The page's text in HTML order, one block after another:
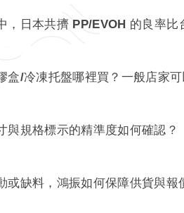
，日本共擠 PP/EVOH 的良率比
盒/冷凍托盤哪裡買？一般店家可
與規格標示的精準度如何確認？
或缺料，鴻振如何保障供貨與報